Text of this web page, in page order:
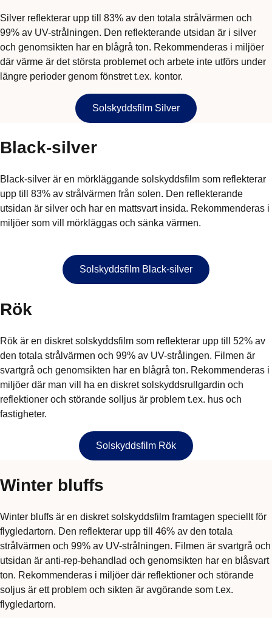
Silver reflekterar upp till 83% av den totala strålvärmen och
99% av UV-strålningen. Den reflekterande utsidan är i silver
och genomsikten har en blågrå ton. Rekommenderas i miljöer
där värme är det största problemet och arbete inte utförs under
längre perioder genom fönstret t.ex. kontor.
Solskyddsfilm Silver
Black-silver
Black-silver är en mörkläggande solskyddsfilm som reflekterar
upp till 83% av strålvärmen från solen. Den reflekterande
utsidan är silver och har en mattsvart insida. Rekommenderas i
miljöer som vill mörkläggas och sänka värmen.
Solskyddsfilm Black-silver
Rök
Rök är en diskret solskyddsfilm som reflekterar upp till 52% av
den totala strålvärmen och 99% av UV-strålingen. Filmen är
svartgrå och genomsikten har en blågrå ton. Rekommenderas i
miljöer där man vill ha en diskret solskyddsrullgardin och
reflektioner och störande solljus är problem t.ex. hus och
fastigheter.
Solskyddsfilm Rök
Winter bluffs
Winter bluffs är en diskret solskyddsfilm framtagen speciellt för
flygledartorn. Den reflekterar upp till 46% av den totala
strålvärmen och 99% av UV-strålningen. Filmen är svartgrå och
utsidan är anti-rep-behandlad och genomsikten har en blåsvart
ton. Rekommenderas i miljöer där reflektioner och störande
soljus är ett problem och sikten är avgörande som t.ex.
flygledartorn.